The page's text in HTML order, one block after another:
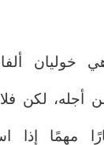
هي خوليان
من أجله، لكن
مهمًا إذا